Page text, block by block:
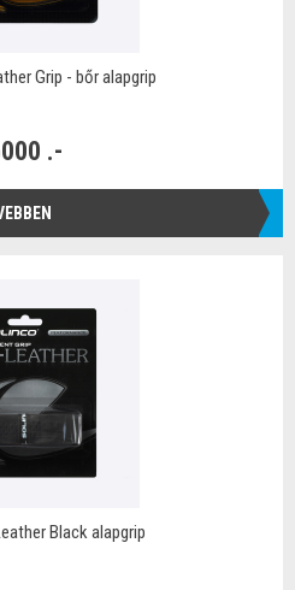
Grip - bőr alapgrip
.-
Black alapgrip